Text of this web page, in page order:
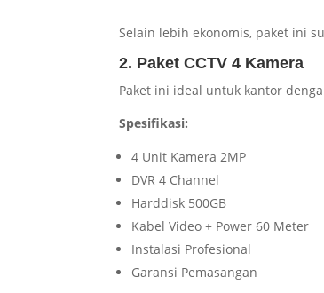
Selain lebih ekonomis, paket ini
2. Paket CCTV 4 Kamera
Paket ini ideal untuk kantor
Spesifikasi:
4 Unit Kamera 2MP
DVR 4 Channel
Harddisk 500GB
Kabel Video + Power 60 Meter
Instalasi Profesional
Garansi Pemasangan